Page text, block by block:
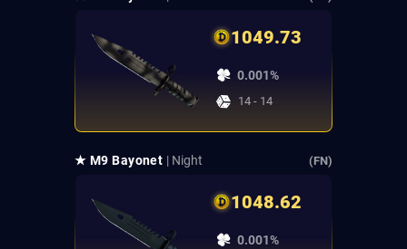
1049.73
0.001%
14 - 14
★ M9 Bayonet | Night (FN)
1048.62
0.001%